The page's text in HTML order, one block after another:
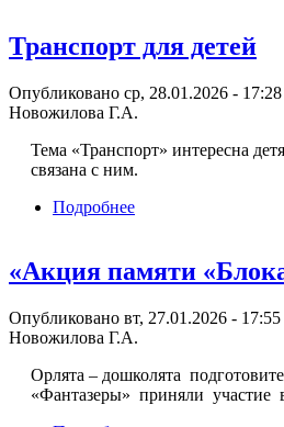
Транспорт для детей
Опубликовано ср, 28.01.2026 - 17:28
Новожилова Г.А.
Тема «Транспорт» интересна
связана с ним.
Подробнее
«Акция памяти
Опубликовано вт, 27.01.2026 - 17:55
Новожилова Г.А.
Орлята – дошколята
«Фантазеры» приняли участие